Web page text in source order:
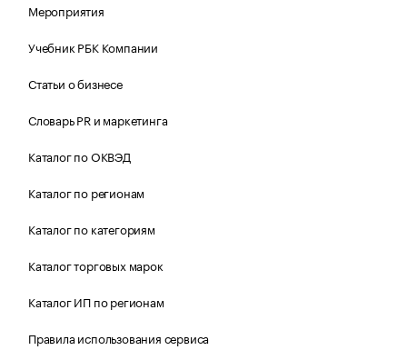
Мероприятия
Учебник РБК Компании
Статьи о бизнесе
Словарь PR и маркетинга
Каталог по ОКВЭД
Каталог по регионам
Каталог по категориям
Каталог торговых марок
Каталог ИП по регионам
Правила использования сервиса